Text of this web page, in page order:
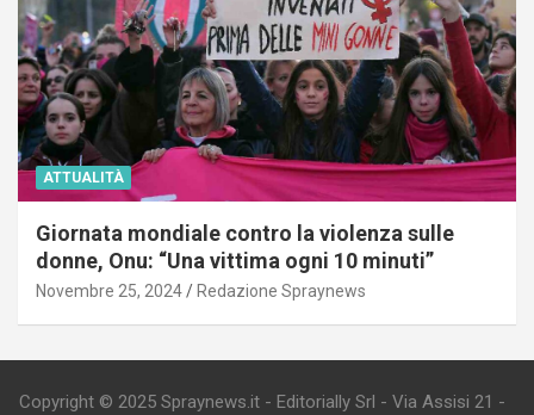
ATTUALITÀ
Giornata mondiale contro la violenza sulle
donne, Onu: “Una vittima ogni 10 minuti”
Novembre 25, 2024 Redazione Spraynews
Copyright © 2025 Spraynews.it - Editorially Srl - Via Assisi 21 -